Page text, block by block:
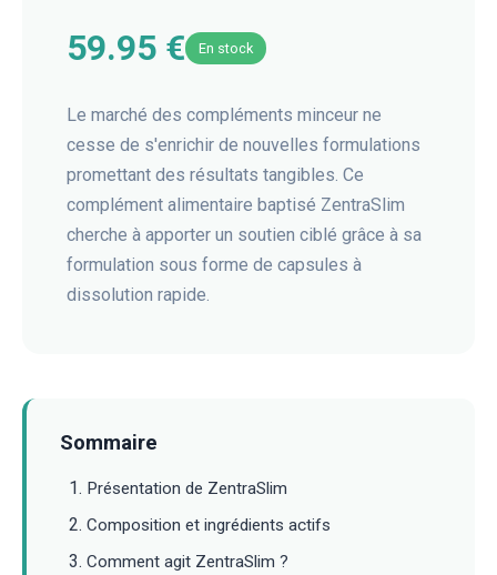
59.95 € En stock
Le marché des compléments minceur ne
cesse de s'enrichir de nouvelles formulations
promettant des résultats tangibles. Ce
complément alimentaire baptisé ZentraSlim
cherche à apporter un soutien ciblé grâce à sa
formulation sous forme de capsules à
dissolution rapide.
Sommaire
Présentation de ZentraSlim
Composition et ingrédients actifs
Comment agit ZentraSlim ?